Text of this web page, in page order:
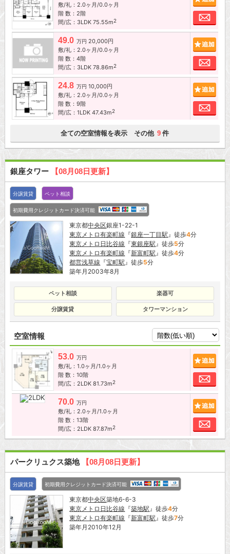
敷/礼：2.0ヶ月/0.0ヶ月
階 数：2階
間/広：3LDK 75.55m2
お
49.0 万円 20,000円
敷/礼：2.0ヶ月/0.0ヶ月
階 数：4階
間/広：3LDK 78.86m2
お
24.8 万円 10,000円
敷/礼：2.0ヶ月/0.0ヶ月
階 数：9階
間/広：1LDK 47.43m2
お
全ての空室情報を表示 その他 9 件
銀座タワー 【08月08日更新】
分譲賃貸 ペット相談
初期費用クレジットカード決済可能
東京都中央区銀座1-22-1
東京メトロ有楽町線 『銀座一丁目駅 』徒歩4分
東京メトロ日比谷線 『東銀座駅 』徒歩5分
東京メトロ有楽町線 『新富町駅 』徒歩4分
都営浅草線 『宝町駅 』徒歩5分
築年月2003年8月
ペット相談 楽器可
分譲賃貸 タワーマンション
空室情報
53.0 万円
敷/礼：1.0ヶ月/1.0ヶ月
階 数：10階
間/広：2LDK 81.73m2
お
70.0 万円
敷/礼：2.0ヶ月/1.0ヶ月
階 数：13階
間/広：2LDK 87.87m2
お
パークリュクス築地 【08月08日更新】
分譲賃貸 初期費用クレジットカード決済可能
東京都中央区築地6-6-3
東京メトロ日比谷線 『築地駅 』徒歩4分
東京メトロ有楽町線 『新富町駅 』徒歩7分
築年月2010年12月